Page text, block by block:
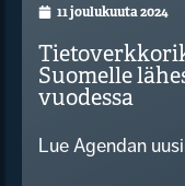
11 joulukuuta 2024
Suomelle
vuodessa
Lue Agendan